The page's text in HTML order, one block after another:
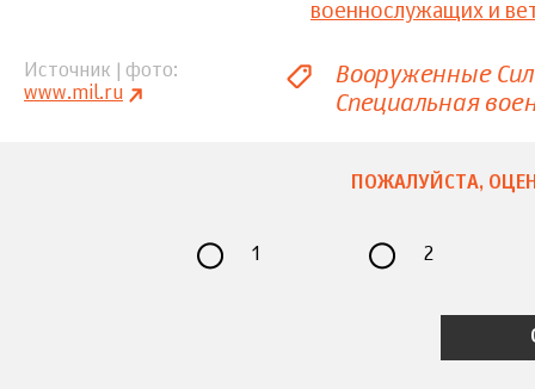
военнослужащих и
Источник | фото
www.mil.ru
Вооруженные
Специальная
ПОЖАЛУЙСТА,
1 2